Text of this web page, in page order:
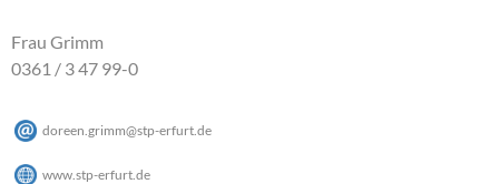
Frau Grimm
0361 / 3 47 99-0
doreen.grimm@stp-erfurt de
www.stp-erfurt.de